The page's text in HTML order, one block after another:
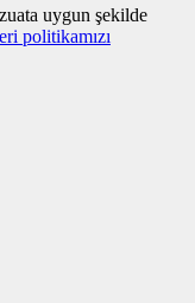
uygun şekilde
politikamızı